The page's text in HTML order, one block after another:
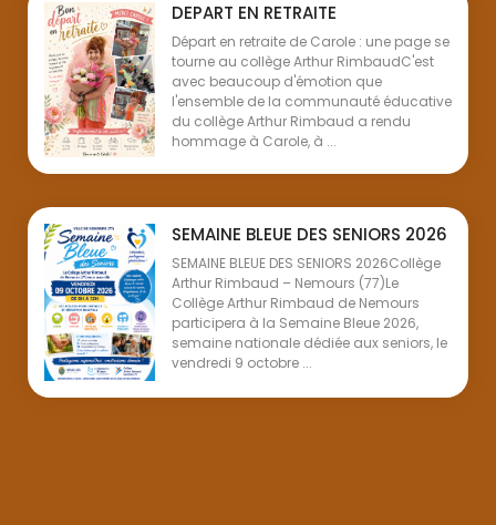
DEPART EN RETRAITE
Départ en retraite de Carole : une page se
tourne au collège Arthur RimbaudC'est
avec beaucoup d'émotion que
l'ensemble de la communauté éducative
du collège Arthur Rimbaud a rendu
hommage à Carole, à ...
SEMAINE BLEUE DES SENIORS 2026
SEMAINE BLEUE DES SENIORS 2026Collège
Arthur Rimbaud – Nemours (77)Le
Collège Arthur Rimbaud de Nemours
participera à la Semaine Bleue 2026,
semaine nationale dédiée aux seniors, le
vendredi 9 octobre ...